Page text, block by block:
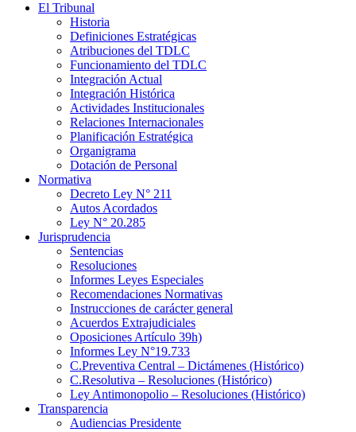
El Tribunal
Historia
Definiciones Estratégicas
Atribuciones del TDLC
Funcionamiento del TDLC
Integración Actual
Integración Histórica
Actividades Institucionales
Relaciones Internacionales
Planificación Estratégica
Organigrama
Dotación de Personal
Normativa
Decreto Ley N° 211
Autos Acordados
Ley N° 20.285
Jurisprudencia
Sentencias
Resoluciones
Informes Leyes Especiales
Recomendaciones Normativas
Instrucciones de carácter general
Acuerdos Extrajudiciales
Oposiciones Artículo 39h)
Informes Ley N°19.733
C.Preventiva Central – Dictámenes (Histórico)
C.Resolutiva – Resoluciones (Histórico)
Ley Antimonopolio – Resoluciones (Histórico)
Transparencia
Audiencias Presidente